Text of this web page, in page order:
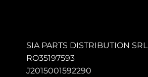
SIA PARTS DISTRIBUTION SRL
RO35197593
J2015001592290